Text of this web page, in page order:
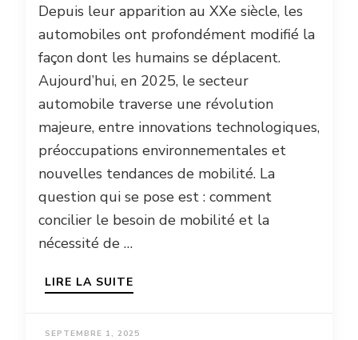
Depuis leur apparition au XXe siècle, les
automobiles ont profondément modifié la
façon dont les humains se déplacent.
Aujourd’hui, en 2025, le secteur
automobile traverse une révolution
majeure, entre innovations technologiques,
préoccupations environnementales et
nouvelles tendances de mobilité. La
question qui se pose est : comment
concilier le besoin de mobilité et la
nécessité de …
LIRE LA SUITE
SEPTEMBRE 1, 2025